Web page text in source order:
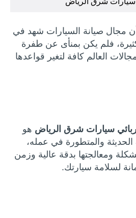
مجال صيانة السيارات شهد في
كثيرة، فلم يكن بمنأى عن طفرة
العالم كافة لتغير قواعدها
سيارات شرق الرياض هو
الحديثة والمتطورة في عمله،
ومعالجتها بدقة عالية وزمن
لسلامة سيارتك.